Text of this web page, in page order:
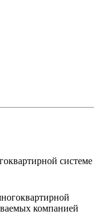
системе
компанией